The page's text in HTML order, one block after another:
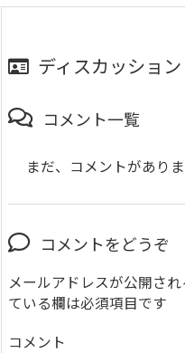
ディスカッション
コメント一覧
まだ、コメントがあり
コメントをどうぞ
メールアドレスが公開され
ている欄は必須項目です
コメント